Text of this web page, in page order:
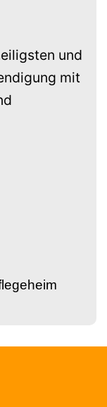
und
mit